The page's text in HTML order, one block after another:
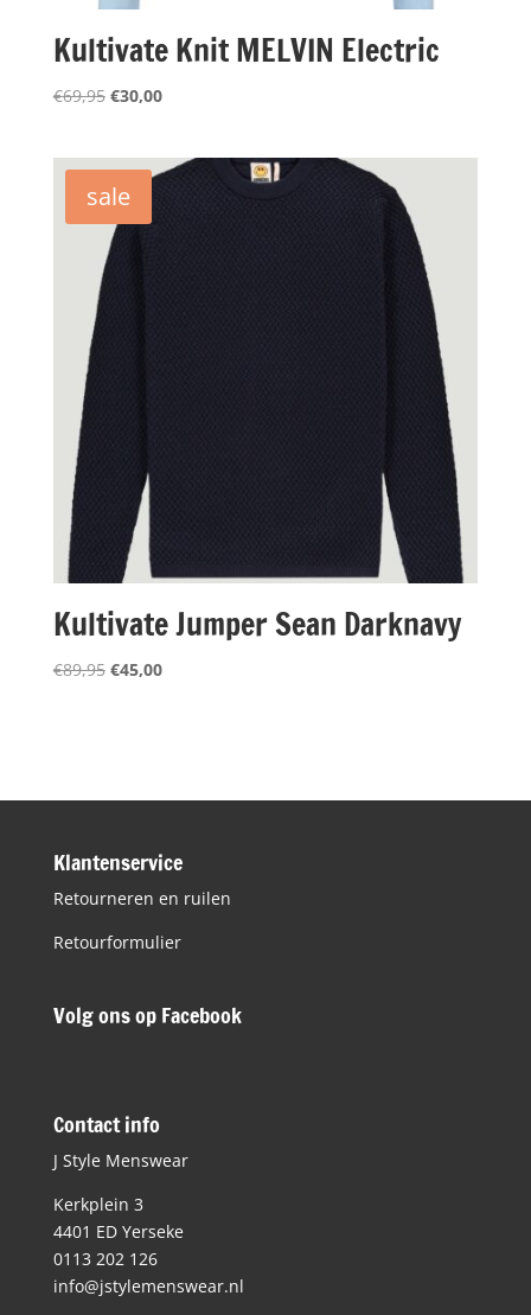
Kultivate Knit MELVIN Electric
€69,95 Oorspronkelijke
€69,95.
€30,00Huidige
€30,00.
sale
Kultivate Jumper Sean Darknavy
€89,95 Oorspronkelijke
€45,00Huidige
Klantenservice
Retourneren en ruilen
Retourformulier
Volg ons op Facebook
Contact info
J Style Menswear
Kerkplein 3
4401 ED Yerseke
0113 202 126
info@jstylemenswear.nl